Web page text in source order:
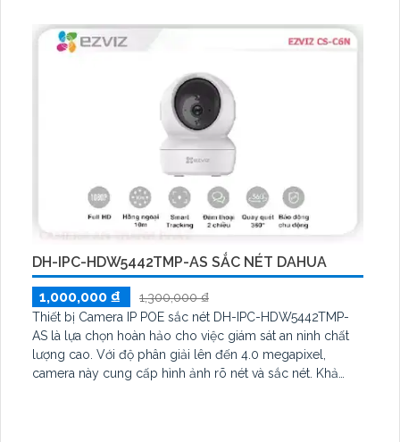
công nghệ IP Wifi giúp không giảm chất lượng hình ảnh
DH-IPC-HDW5442TMP-AS SẮC NÉT DAHUA
1,000,000 ₫
1,300,000 ₫
Thiết bị Camera IP POE sắc nét DH-IPC-HDW5442TMP-
AS là lựa chọn hoàn hảo cho việc giám sát an ninh chất
lượng cao. Với độ phân giải lên đến 4.0 megapixel,
camera này cung cấp hình ảnh rõ nét và sắc nét. Khả